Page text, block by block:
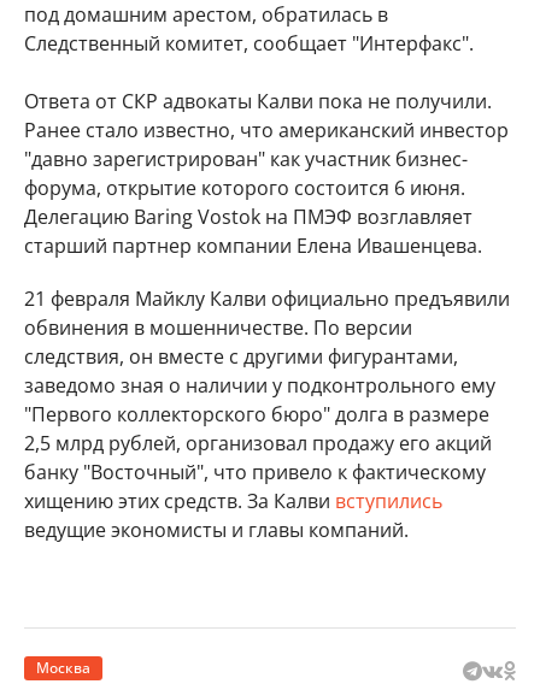
под домашним арестом, обратилась в
Следственный комитет, сообщает "Интерфакс".
Ответа от СКР адвокаты Калви пока не получили.
Ранее стало известно, что американский инвестор
"давно зарегистрирован" как участник бизнес-
форума, открытие которого состоится 6 июня.
Делегацию Baring Vostok на ПМЭФ возглавляет
старший партнер компании Елена Ивашенцева.
21 февраля Майклу Калви официально предъявили
обвинения в мошенничестве. По версии
следствия, он вместе с другими фигурантами,
заведомо зная о наличии у подконтрольного ему
"Первого коллекторского бюро" долга в размере
2,5 млрд рублей, организовал продажу его акций
банку "Восточный", что привело к фактическому
хищению этих средств. За Калви вступились
ведущие экономисты и главы компаний.
Москва